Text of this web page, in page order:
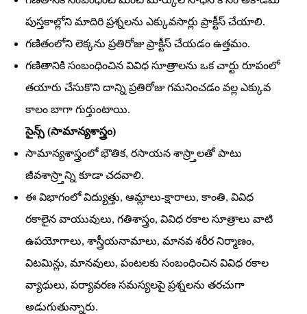
పుస్తకాల్లోని మాదిరి ప్రశ్నలను ఎక్కువసార్లు ప్రాక్టీస్‌ చేయాలి.
గణితంలోని లెక్కను ప్రతిరోజు ప్రాక్టీస్‌ చేయడం ఉత్తమం.
గణితానికి సంబంధించిన వివిధ సూత్రాలను ఒక చార్టు రూపంలో
తయారు చేసుకొని దాన్ని ప్రతిరోజు గమనించడం వల్ల ఎక్కువ
కాలం బాగా గుర్తుంటాయి.
సైన్స్‌ (సామాన్యశాస్త్రం)
సామాన్యశాస్త్రంలో భౌతిక, రసాయన శాస్ర్తాలతో పాటు
జీవశాస్ర్తాన్ని కూడా చదవాలి.
ఈ విభాగంలో విద్యుత్తు, ఆమ్లాలు-క్షారాలు, కాంతి, వివిధ
రకాలైన వాయువులు, గతిశాస్త్రం, వివిధ రకాల సూత్రాలు వాటి
ఉపయోగాలు, శాస్త్రీయనామాలు, మానవ శరీర నిర్మాణం,
విటమిన్లు, మానవులు, పంటలకు సంబంధించిన వివిధ రకాల
వ్యాధులు, పర్యావరణ సమస్యలపై ప్రశ్నలను తరచుగా
అడుగుతున్నారు.